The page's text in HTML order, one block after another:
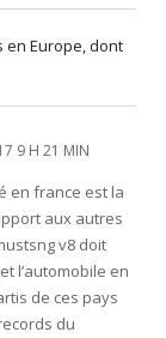
en Europe, dont
9 H 21 MIN
en france est la
aux autres
v8 doit
l’automobile en
de ces pays
du